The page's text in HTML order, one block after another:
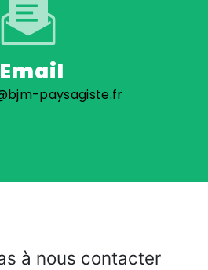
Email
paysagiste.fr
à nous contacter